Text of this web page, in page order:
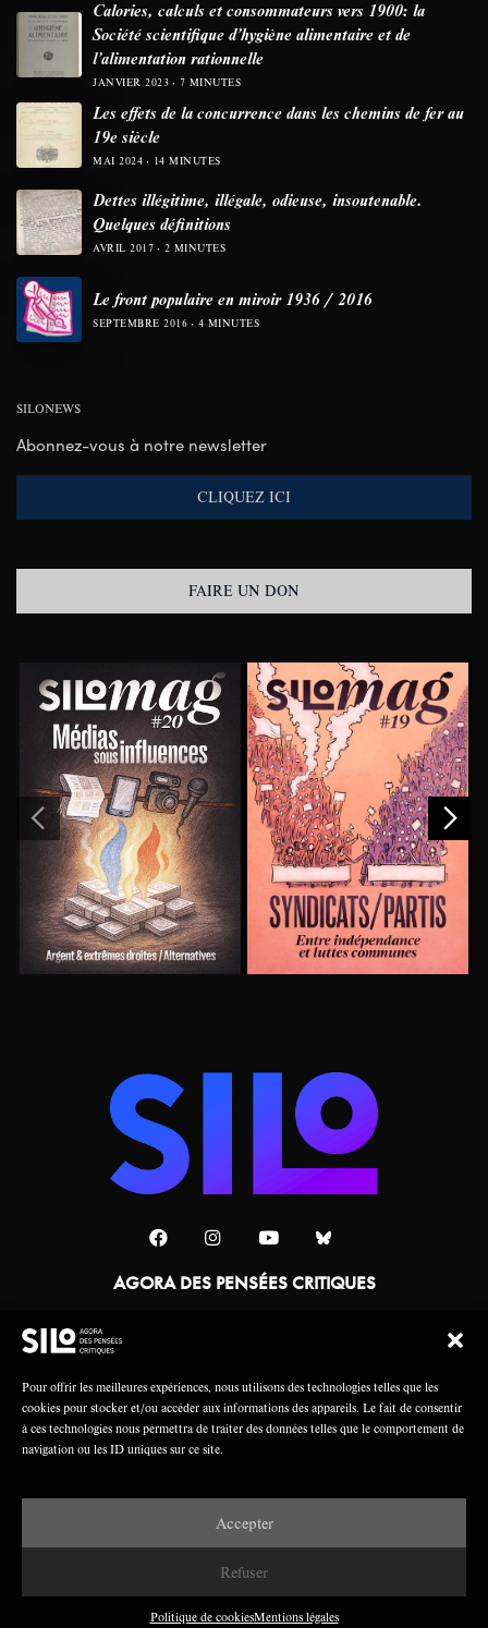
Pour offrir les meilleures expériences, nous utilisons des technologies telles que les
cookies pour stocker et/ou accéder aux informations des appareils. Le fait de consentir
à ces technologies nous permettra de traiter des données telles que le comportement de
navigation ou les ID uniques sur ce site.
Accepter
Refuser
Politique de cookiesMentions légales
Calories, calculs et consommateurs vers 1900: la
Société scientifique d’hygiène alimentaire et de
l’alimentation rationnelle
JANVIER 2023 7 MINUTES
Les effets de la concurrence dans les chemins de fer au
19e siècle
MAI 2024 14 MINUTES
Dettes illégitime, illégale, odieuse, insoutenable.
Quelques définitions
AVRIL 2017 2 MINUTES
Le front populaire en miroir 1936 / 2016
SEPTEMBRE 2016 4 MINUTES
SILONEWS
Abonnez-vous à notre newsletter
CLIQUEZ ICI
FAIRE UN DON
AGORA DES PENSÉES CRITIQUES